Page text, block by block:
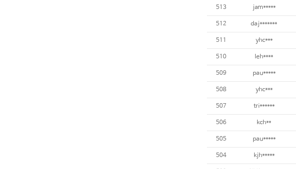
513 jam*****
512 daj*******
511 yhc***
510 leh****
509 pau*****
508 yhc***
507 tri******
506 kch**
505 pau*****
504 kjh*****